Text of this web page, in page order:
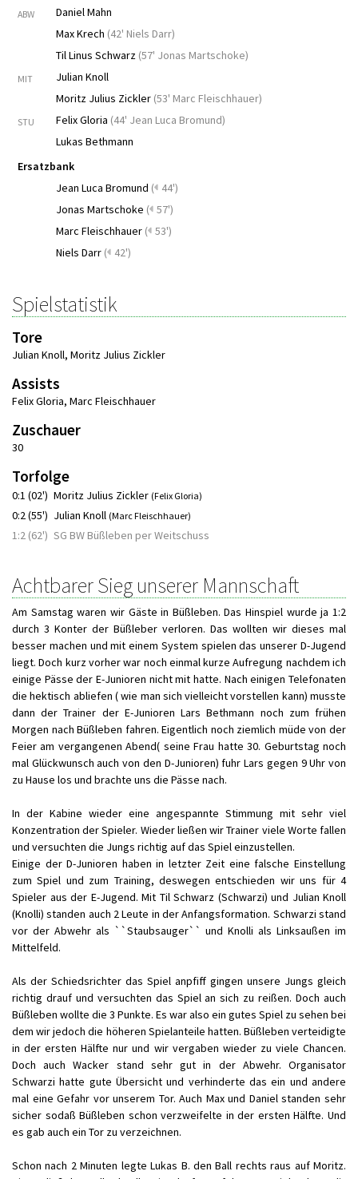
ABW
Daniel Mahn
Max Krech (42' Niels Darr)
Til Linus Schwarz (57' Jonas Martschoke)
MIT
Julian Knoll
Moritz Julius Zickler (53' Marc Fleischhauer)
STU Felix Gloria (44' Jean Luca Bromund)
Lukas Bethmann
Ersatzbank
Jean Luca Bromund ( 44')
Jonas Martschoke ( 57')
Marc Fleischhauer ( 53')
Niels Darr ( 42')
Spielstatistik
Tore
Julian Knoll, Moritz Julius Zickler
Assists
Felix Gloria, Marc Fleischhauer
Zuschauer
30
Torfolge
0:1 (02') Moritz Julius Zickler (Felix Gloria)
0:2 (55') Julian Knoll (Marc Fleischhauer)
1:2 (62') SG BW Büßleben per Weitschuss
Achtbarer Sieg unserer Mannschaft
Am Samstag waren wir Gäste in Büßleben. Das Hinspiel wurde ja 1:2
durch 3 Konter der Büßleber verloren. Das wollten wir dieses mal
besser machen und mit einem System spielen das unserer D-Jugend
liegt. Doch kurz vorher war noch einmal kurze Aufregung nachdem ich
einige Pässe der E-Junioren nicht mit hatte. Nach einigen Telefonaten
die hektisch abliefen ( wie man sich vielleicht vorstellen kann) musste
dann der Trainer der E-Junioren Lars Bethmann noch zum frühen
Morgen nach Büßleben fahren. Eigentlich noch ziemlich müde von der
Feier am vergangenen Abend( seine Frau hatte 30. Geburtstag noch
mal Glückwunsch auch von den D-Junioren) fuhr Lars gegen 9 Uhr von
zu Hause los und brachte uns die Pässe nach.
In der Kabine wieder eine angespannte Stimmung mit sehr viel
Konzentration der Spieler. Wieder ließen wir Trainer viele Worte fallen
und versuchten die Jungs richtig auf das Spiel einzustellen.
Einige der D-Junioren haben in letzter Zeit eine falsche Einstellung
zum Spiel und zum Training, deswegen entschieden wir uns für 4
Spieler aus der E-Jugend. Mit Til Schwarz (Schwarzi) und Julian Knoll
(Knolli) standen auch 2 Leute in der Anfangsformation. Schwarzi stand
vor der Abwehr als ``Staubsauger`` und Knolli als Linksaußen im
Mittelfeld.
Als der Schiedsrichter das Spiel anpfiff gingen unsere Jungs gleich
richtig drauf und versuchten das Spiel an sich zu reißen. Doch auch
Büßleben wollte die 3 Punkte. Es war also ein gutes Spiel zu sehen bei
dem wir jedoch die höheren Spielanteile hatten. Büßleben verteidigte
in der ersten Hälfte nur und wir vergaben wieder zu viele Chancen.
Doch auch Wacker stand sehr gut in der Abwehr. Organisator
Schwarzi hatte gute Übersicht und verhinderte das ein und andere
mal eine Gefahr vor unserem Tor. Auch Max und Daniel standen sehr
sicher sodaß Büßleben schon verzweifelte in der ersten Hälfte. Und
es gab auch ein Tor zu verzeichnen.
Schon nach 2 Minuten legte Lukas B. den Ball rechts raus auf Moritz.